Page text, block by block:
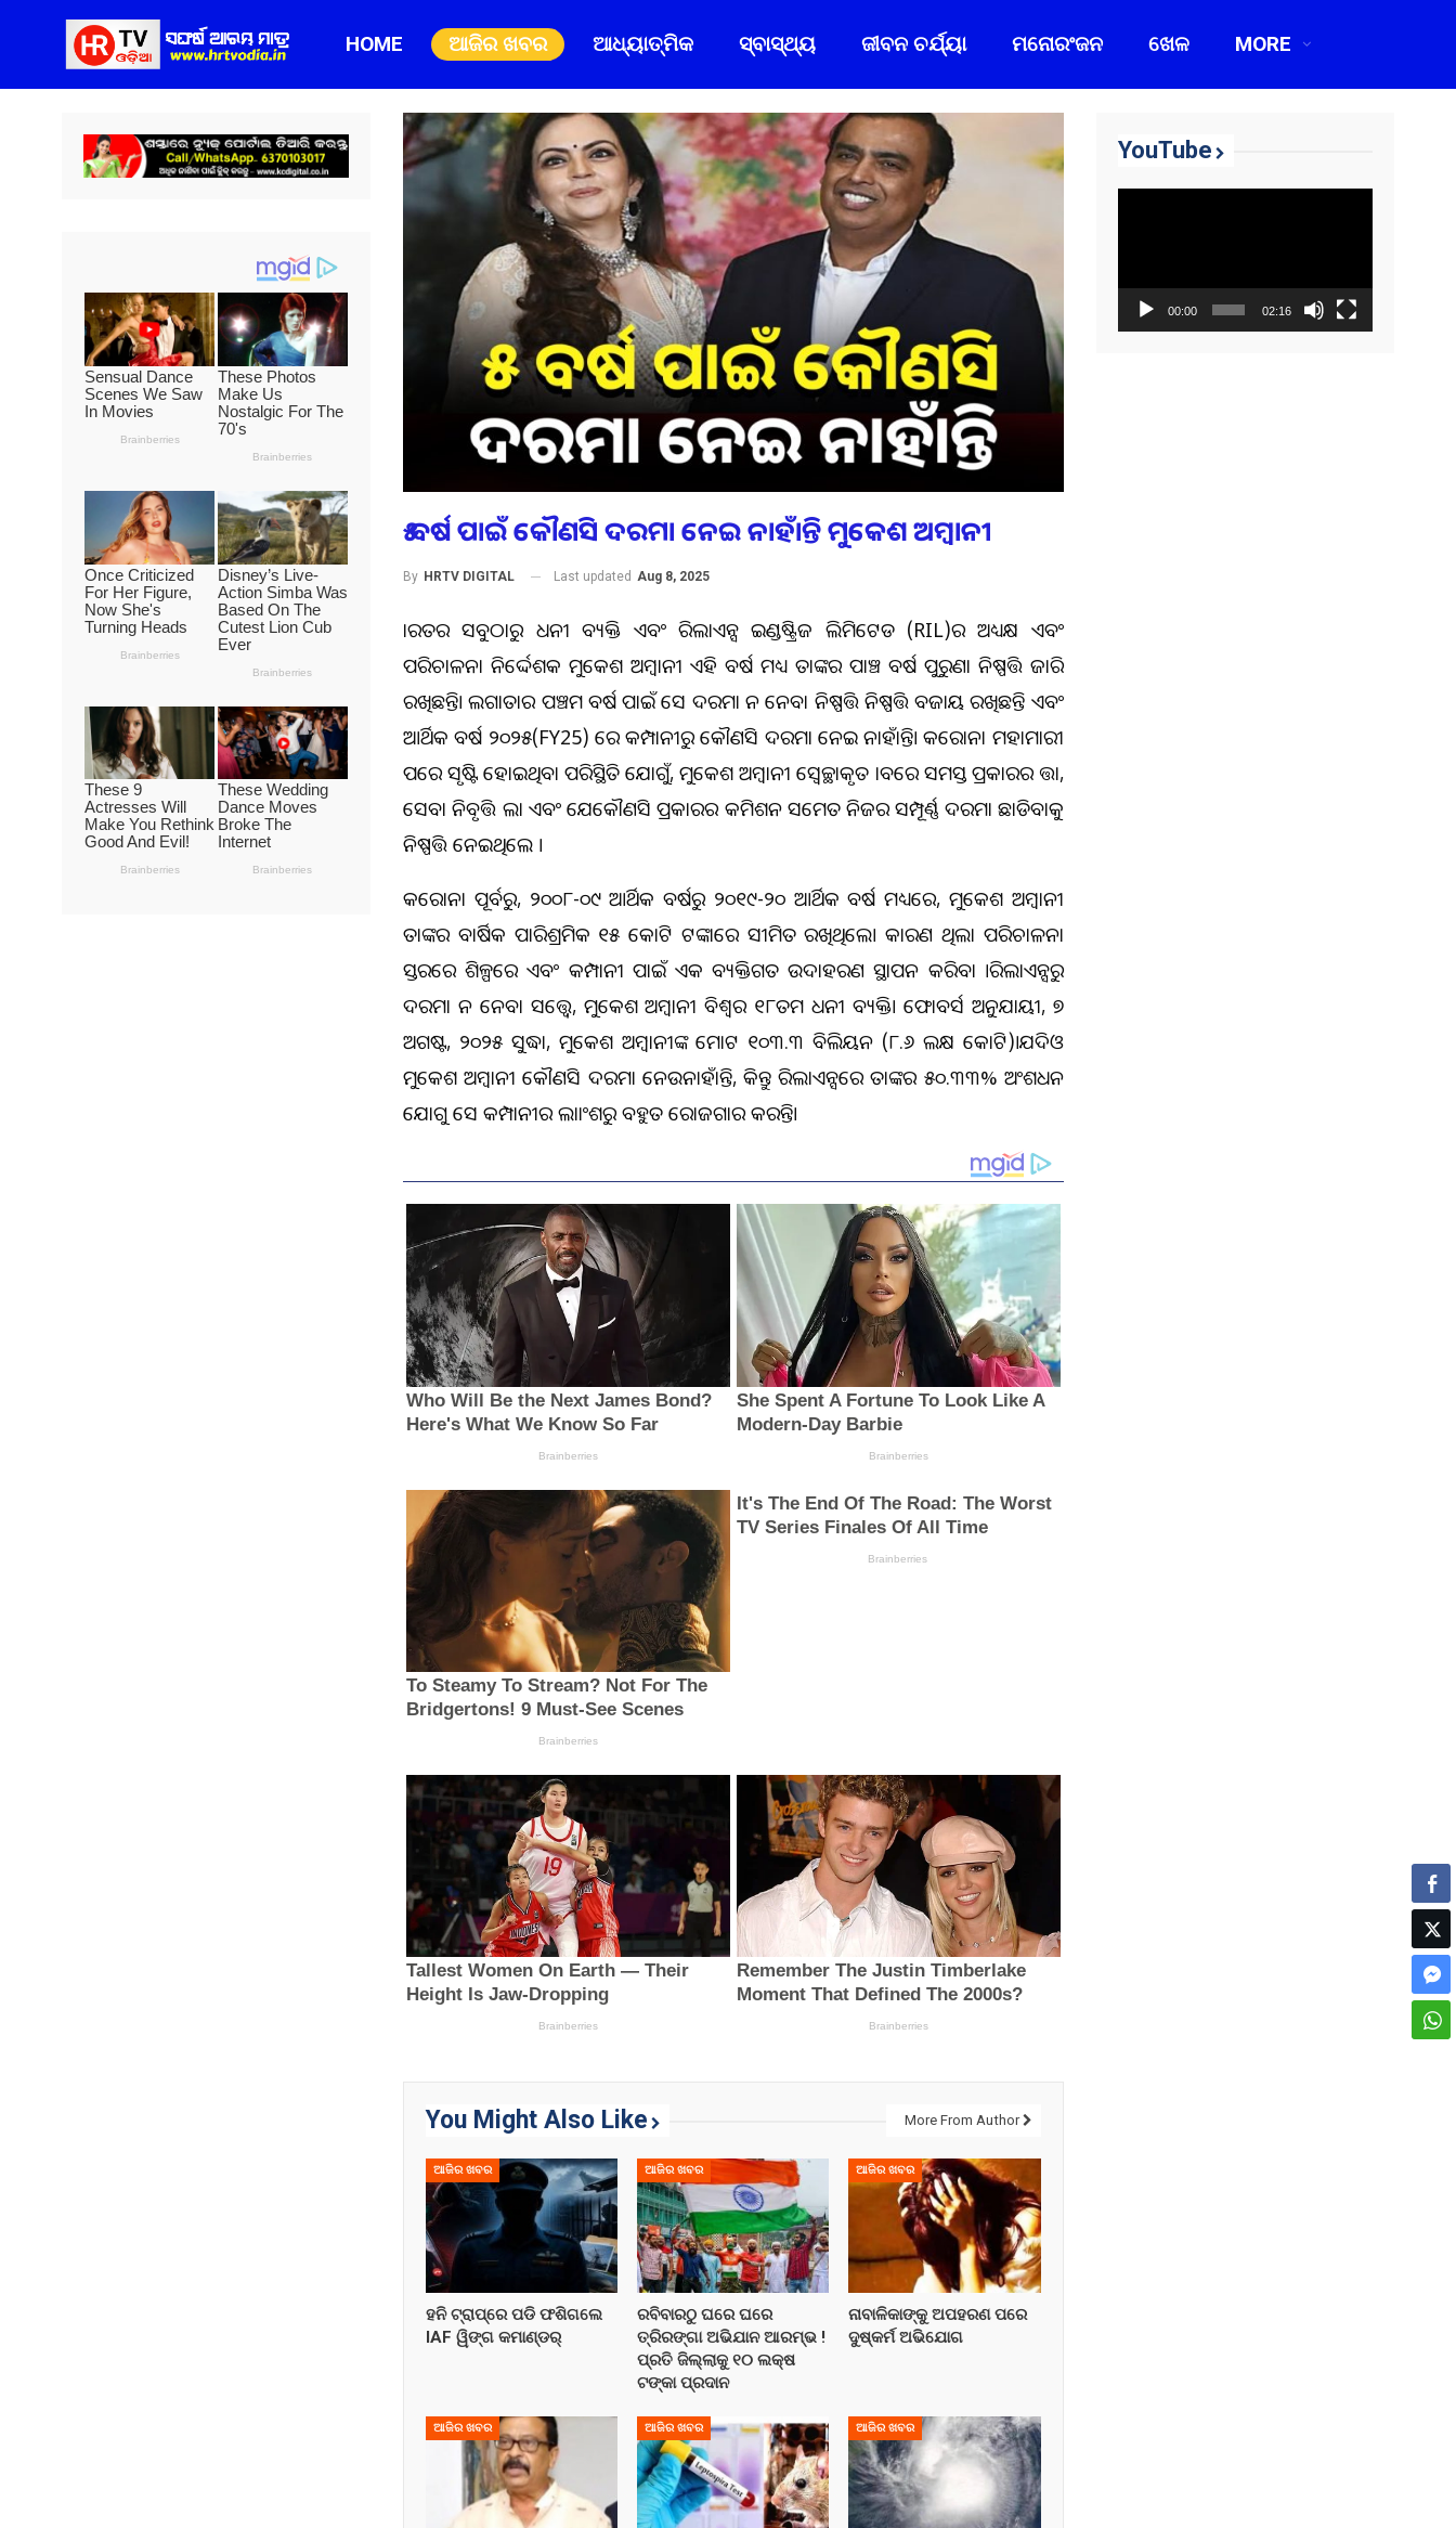
HOME ଆଜିର ଖବର ଆଧ୍ୟାତ୍ମିକ ସ୍ବାସ୍ଥ୍ୟ ଜୀବନ ଚର୍ଯ୍ୟା ମନୋରଂଜନ ଖେଳ MORE
୫ ବର୍ଷ ପାଇଁ କୌଣସି ଦରମା ନେଇ ନାହାଁନ୍ତି ମୁକେଶ ଅମ୍ବାନୀ
By HRTV DIGITAL Last updated Aug 8, 2025
ଭାରତର ସବୁଠାରୁ ଧନୀ ବ୍ୟକ୍ତି ଏବଂ ରିଲାଏନ୍ସ ଇଣ୍ଡଷ୍ଟ୍ରିଜ ଲିମିଟେଡ (RIL)ର ଅଧ୍ୟକ୍ଷ ଏବଂ
ପରିଚାଳନା ନିର୍ଦ୍ଦେଶକ ମୁକେଶ ଅମ୍ବାନୀ ଏହି ବର୍ଷ ମଧ୍ୟ ତାଙ୍କର ପାଞ୍ଚ ବର୍ଷ ପୁରୁଣା ନିଷ୍ପତ୍ତି ଜାରି
ରଖିଛନ୍ତି। ଲଗାତାର ପଞ୍ଚମ ବର୍ଷ ପାଇଁ ସେ ଦରମା ନ ନେବା ନିଷ୍ପତ୍ତି ନିଷ୍ପତ୍ତି ବଜାୟ ରଖିଛନ୍ତି ଏବଂ
ଆର୍ଥିକ ବର୍ଷ ୨୦୨୫(FY25) ରେ କମ୍ପାନୀରୁ କୌଣସି ଦରମା ନେଇ ନାହାଁନ୍ତି। କରୋନା ମହାମାରୀ
ପରେ ସୃଷ୍ଟି ହୋଇଥିବା ପରିସ୍ଥିତି ଯୋଗୁଁ, ମୁକେଶ ଅମ୍ବାନୀ ସ୍ୱେଚ୍ଛାକୃତ ଭାବରେ ସମସ୍ତ ପ୍ରକାରର ଭତ୍ତା,
ସେବା ନିବୃତ୍ତି ଲାଭ ଏବଂ ଯେକୌଣସି ପ୍ରକାରର କମିଶନ ସମେତ ନିଜର ସମ୍ପୂର୍ଣ୍ଣ ଦରମା ଛାଡିବାକୁ
ନିଷ୍ପତ୍ତି ନେଇଥିଲେ ।
କରୋନା ପୂର୍ବରୁ, ୨୦୦୮-୦୯ ଆର୍ଥିକ ବର୍ଷରୁ ୨୦୧୯-୨୦ ଆର୍ଥିକ ବର୍ଷ ମଧ୍ୟରେ, ମୁକେଶ ଅମ୍ବାନୀ
ତାଙ୍କର ବାର୍ଷିକ ପାରିଶ୍ରମିକ ୧୫ କୋଟି ଟଙ୍କାରେ ସୀମିତ ରଖିଥିଲେ। କାରଣ ଥିଲା ପରିଚାଳନା
ସ୍ତରରେ ଶିଳ୍ପରେ ଏବଂ କମ୍ପାନୀ ପାଇଁ ଏକ ବ୍ୟକ୍ତିଗତ ଉଦାହରଣ ସ୍ଥାପନ କରିବା ।ରିଲାଏନ୍ସରୁ
ଦରମା ନ ନେବା ସତ୍ତ୍ୱେ, ମୁକେଶ ଅମ୍ବାନୀ ବିଶ୍ୱର ୧୮ତମ ଧନୀ ବ୍ୟକ୍ତି। ଫୋବର୍ସ ଅନୁଯାୟୀ, ୭
ଅଗଷ୍ଟ, ୨୦୨୫ ସୁଦ୍ଧା, ମୁକେଶ ଅମ୍ବାନୀଙ୍କ ମୋଟ ୧୦୩.୩ ବିଲିୟନ (୮.୬ ଲକ୍ଷ କୋଟି)।ଯଦିଓ
ମୁକେଶ ଅମ୍ବାନୀ କୌଣସି ଦରମା ନେଉନାହାଁନ୍ତି, କିନ୍ତୁ ରିଲାଏନ୍ସରେ ତାଙ୍କର ୫୦.୩୩% ଅଂଶଧନ
ଯୋଗୁ ସେ କମ୍ପାନୀର ଲାଭାଂଶରୁ ବହୁତ ରୋଜଗାର କରନ୍ତି।
You Might Also Like More From Author
ଆଜିର ଖବର
ହନି ଟ୍ରାପ୍‌ରେ ପଡି ଫଶିଗଲେ
IAF ୱିଙ୍ଗ କମାଣ୍ଡର୍
ଆଜିର ଖବର
ରବିବାରଠୁ ଘରେ ଘରେ
ତ୍ରିରଙ୍ଗା ଅଭିଯାନ ଆରମ୍ଭ !
ପ୍ରତି ଜିଲ୍ଲାକୁ ୧୦ ଲକ୍ଷ
ଟଙ୍କା ପ୍ରଦାନ
ଆଜିର ଖବର
ନାବାଳିକାଙ୍କୁ ଅପହରଣ ପରେ
ଦୁଷ୍କର୍ମ ଅଭିଯୋଗ
ଆଜିର ଖବର ଆଜିର ଖବର ଆଜିର ଖବର
YouTube
00:00 02:16